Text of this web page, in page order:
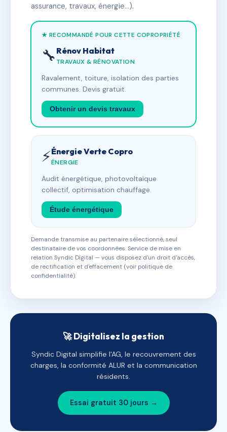
assurance, travaux, énergie…).
★ RECOMMANDÉ POUR CETTE COPROPRIÉTÉ
🔧 Rénov Habitat
TRAVAUX & RÉNOVATION
Ravalement, toiture, isolation des parties
communes. Devis gratuit.
Obtenir un devis travaux
⚡Énergie Verte Copro
ÉNERGIE
Audit énergétique, photovoltaïque
collectif, optimisation chauffage.
Étude énergétique
Demande transmise au partenaire sélectionné, seul
destinataire de vos coordonnées. Service de mise en
relation Syndic Digital — vous disposez d'un droit d'accès,
de rectification et d'effacement (voir politique de
confidentialité).
🚀 Digitalisez la gestion
Syndic Digital simplifie l'AG, le recouvrement des
charges, la conformité ALUR et la communication
résidents.
Essai gratuit 30 jours →